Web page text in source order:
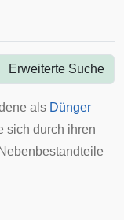
Erweiterte Suche
als Dünger
sich durch ihren